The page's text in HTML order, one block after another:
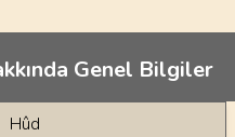
Genel Bilgiler
Hûd